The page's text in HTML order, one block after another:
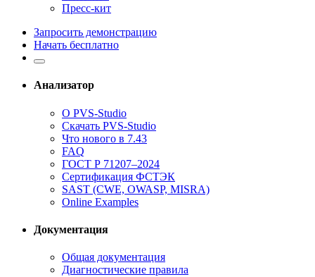
Пресс-кит
Запросить демонстрацию
Начать бесплатно
Анализатор
О PVS-Studio
Скачать PVS-Studio
Что нового в 7.43
FAQ
ГОСТ Р 71207–2024
Сертификация ФСТЭК
SAST (CWE, OWASP, MISRA)
Online Examples
Документация
Общая документация
Диагностические правила